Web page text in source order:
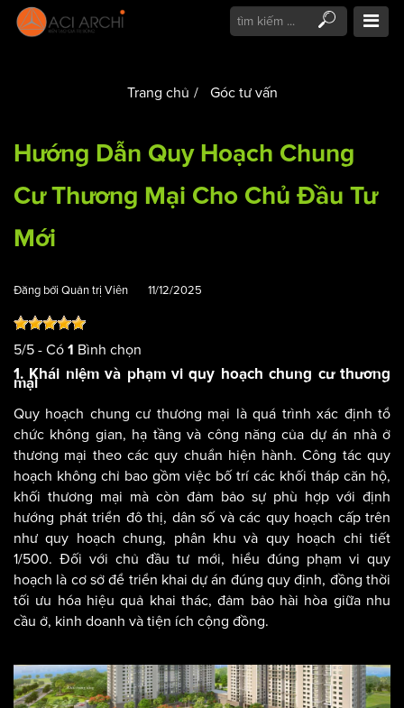
Trang chủ Góc tư vấn
Hướng Dẫn Quy Hoạch Chung
Cư Thương Mại Cho Chủ Đầu Tư
Mới
Đăng bởi Quản trị Viên 11/12/2025
5/5 - Có 1 Bình chọn
1. Khái niệm và phạm vi quy hoạch chung cư thương
mại
Quy hoạch chung cư thương mại là quá trình xác định tổ
chức không gian, hạ tầng và công năng của dự án nhà ở
thương mại theo các quy chuẩn hiện hành. Công tác quy
hoạch không chỉ bao gồm việc bố trí các khối tháp căn hộ,
khối thương mại mà còn đảm bảo sự phù hợp với định
hướng phát triển đô thị, dân số và các quy hoạch cấp trên
như quy hoạch chung, phân khu và quy hoạch chi tiết
1/500. Đối với chủ đầu tư mới, hiểu đúng phạm vi quy
hoạch là cơ sở để triển khai dự án đúng quy định, đồng thời
tối ưu hóa hiệu quả khai thác, đảm bảo hài hòa giữa nhu
cầu ở, kinh doanh và tiện ích cộng đồng.